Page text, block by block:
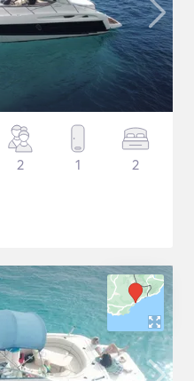
2 1 2